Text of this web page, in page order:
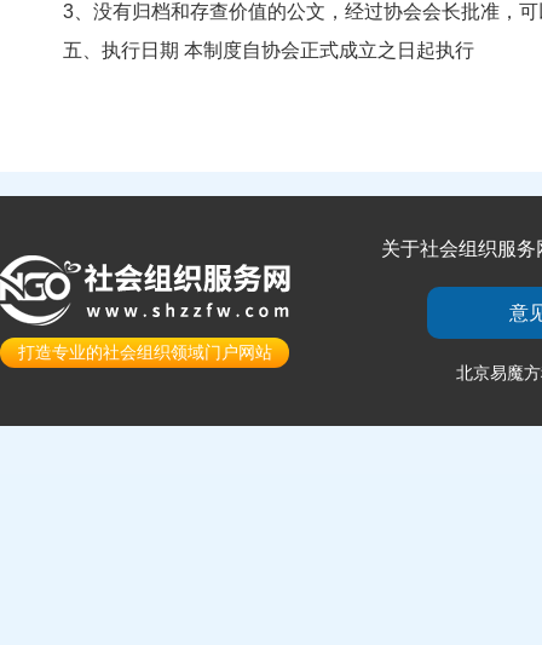
3、没有归档和存查价值的公文，经过协会会长批准，可
五、执行日期 本制度自协会正式成立之日起执行
打造专业的社会组织领域门户网站
关于社会组织服务
意
北京易魔